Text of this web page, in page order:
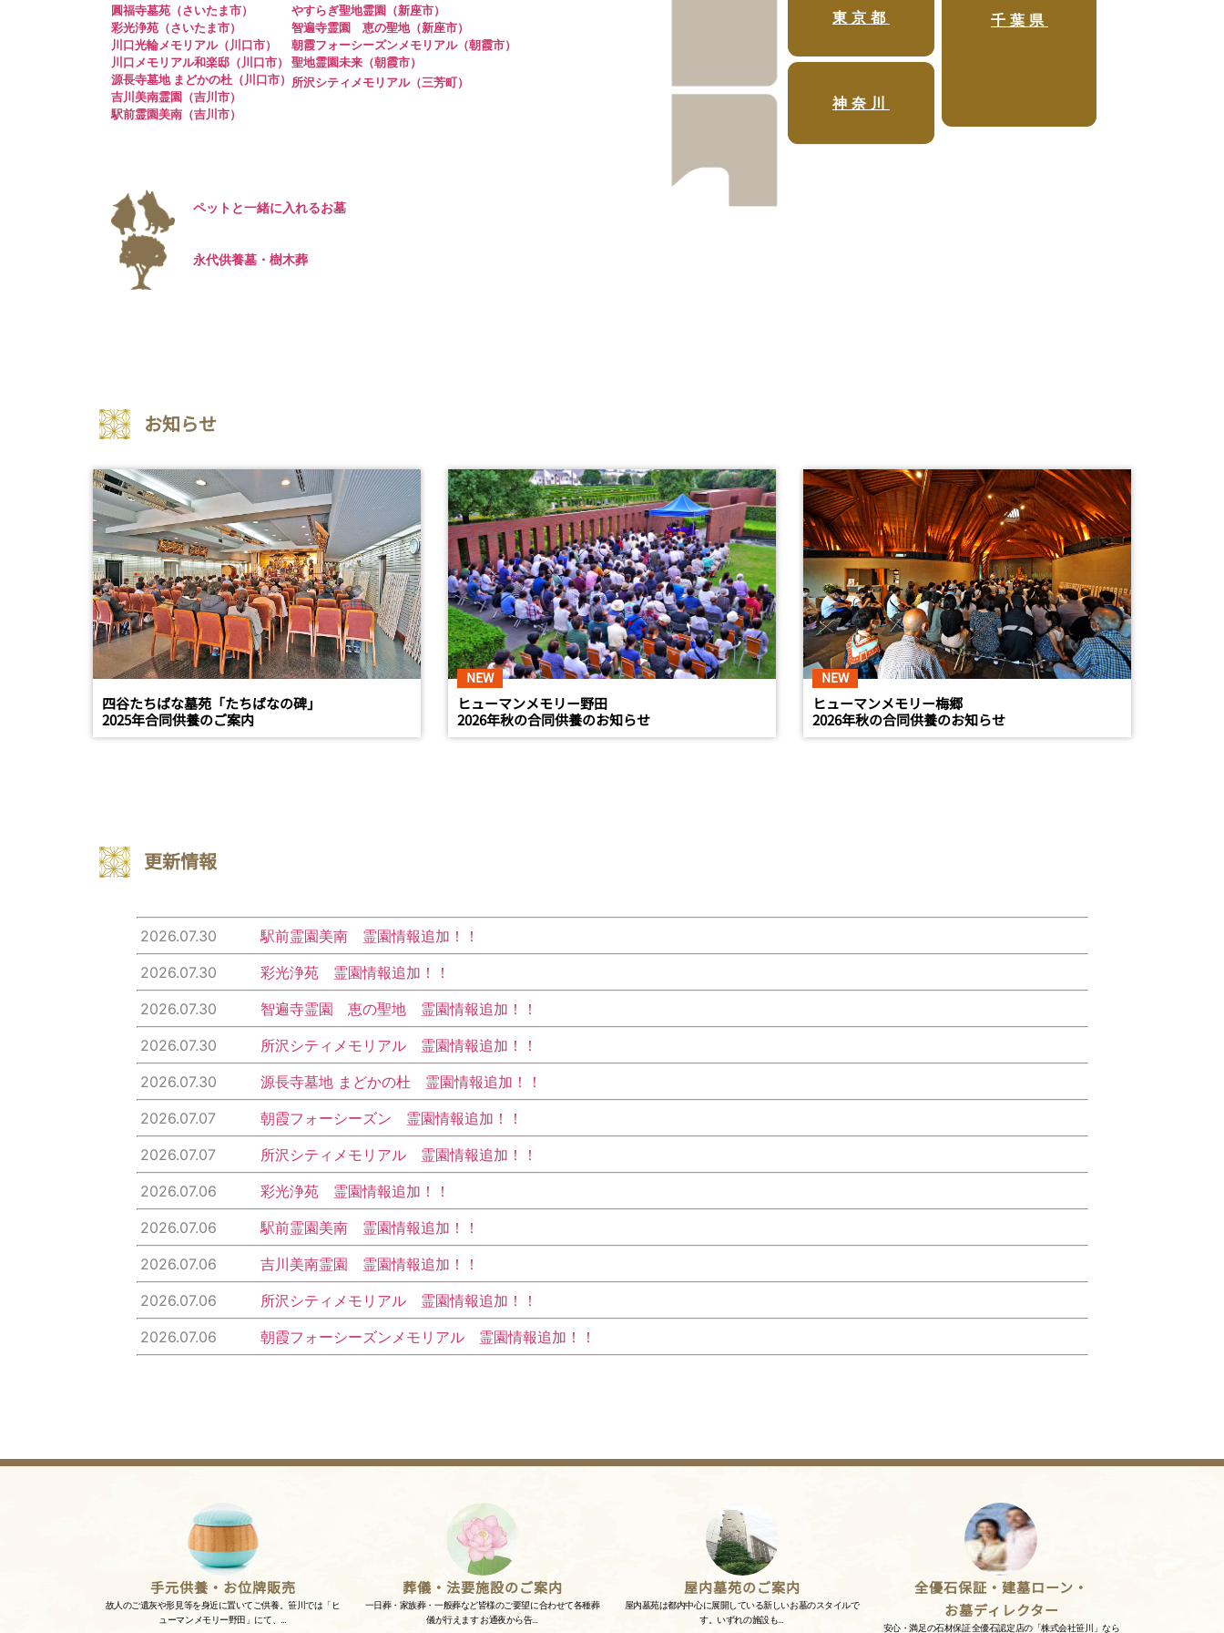
圓福寺墓苑（さいたま市）
彩光浄苑（さいたま市）
川口光輪メモリアル（川口市）
川口メモリアル和楽邸（川口市）
源長寺墓地 まどかの杜（川口市）
吉川美南霊園（吉川市）
駅前霊園美南（吉川市）
やすらぎ聖地霊園（新座市）
智遍寺霊園 恵の聖地（新座市）
朝霞フォーシーズンメモリアル（朝霞市）
聖地霊園未来（朝霞市）
所沢シティメモリアル（三芳町）
ペットと一緒に入れるお墓
永代供養墓・樹木葬
東京都
神奈川
千葉県
お知らせ
四谷たちばな墓苑「たちばなの碑」
2025年合同供養のご案内
NEW
ヒューマンメモリー野田
2026年秋の合同供養のお知らせ
NEW
ヒューマンメモリー梅郷
2026年秋の合同供養のお知らせ
更新情報
2026.07.30
駅前霊園美南 霊園情報追加！！
2026.07.30
彩光浄苑 霊園情報追加！！
2026.07.30
智遍寺霊園 恵の聖地 霊園情報追加！！
2026.07.30
所沢シティメモリアル 霊園情報追加！！
2026.07.30
源長寺墓地 まどかの杜 霊園情報追加！！
2026.07.07
朝霞フォーシーズン 霊園情報追加！！
2026.07.07
所沢シティメモリアル 霊園情報追加！！
2026.07.06
彩光浄苑 霊園情報追加！！
2026.07.06
駅前霊園美南 霊園情報追加！！
2026.07.06
吉川美南霊園 霊園情報追加！！
2026.07.06
所沢シティメモリアル 霊園情報追加！！
2026.07.06
朝霞フォーシーズンメモリアル 霊園情報追加！！
手元供養・お位牌販売
故人のご遺灰や形見等を身近に置いてご供養。笹川では「ヒ
ューマンメモリー野田」にて、…
葬儀・法要施設のご案内
一日葬・家族葬・一般葬など皆様のご要望に合わせて各種葬
儀が行えます お通夜から告…
屋内墓苑のご案内
屋内墓苑は都内中心に展開している新しいお墓のスタイルで
す。いずれの施設も…
全優石保証・建墓ローン・
お墓ディレクター
安心・満足の石材保証 全優石認定店の「株式会社笹川」なら